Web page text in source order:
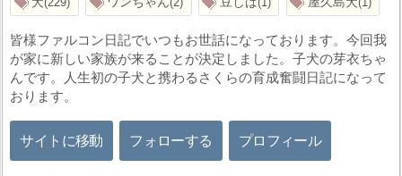
皆様ファルコン日記でいつもお世話になっております。今回我
が家に新しい家族が来ることが決定しました。子犬の芽衣ちゃ
んです。人生初の子犬と携わるさくらの育成奮闘日記になって
おります。
サイトに移動 フォローする プロフィール